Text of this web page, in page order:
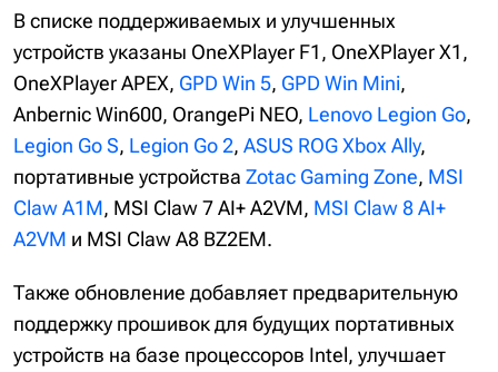
В списке поддерживаемых и улучшенных
устройств указаны OneXPlayer F1, OneXPlayer X1,
OneXPlayer APEX, GPD Win 5, GPD Win Mini,
Anbernic Win600, OrangePi NEO, Lenovo Legion Go,
Legion Go S, Legion Go 2, ASUS ROG Xbox Ally,
портативные устройства Zotac Gaming Zone, MSI
Claw A1M, MSI Claw 7 AI+ A2VM, MSI Claw 8 AI+
A2VM и MSI Claw A8 BZ2EM.
Также обновление добавляет предварительную
поддержку прошивок для будущих портативных
устройств на базе процессоров Intel, улучшает